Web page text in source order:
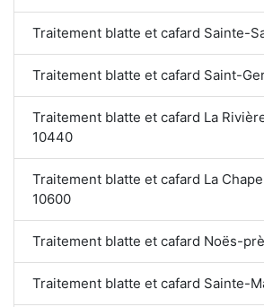
Traitement blatte et cafard Sainte-
Traitement blatte et cafard Saint-
Traitement blatte et cafard La
10440
Traitement blatte et cafard La
10600
Traitement blatte et cafard Noës-
Traitement blatte et cafard Sainte-